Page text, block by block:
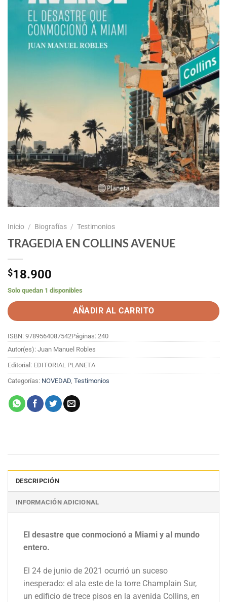
Inicio / Biografías / Testimonios
TRAGEDIA EN COLLINS AVENUE
$18.900
Solo quedan 1 disponibles
AÑADIR AL CARRITO
ISBN: 9789564087542Páginas: 240
Autor(es): Juan Manuel Robles
Editorial: EDITORIAL PLANETA
Categorías: NOVEDAD, Testimonios
DESCRIPCIÓN
INFORMACIÓN ADICIONAL
El desastre que conmocionó a Miami y al mundo
entero.
El 24 de junio de 2021 ocurrió un suceso
inesperado: el ala este de la torre Champlain Sur,
un edificio de trece pisos en la avenida Collins, en